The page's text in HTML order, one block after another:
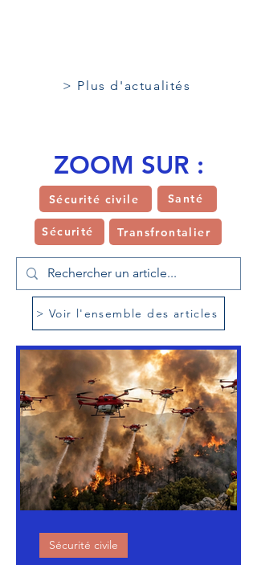
> Plus d'actualités
ZOOM SUR :
Sécurité civile Santé
Sécurité Transfrontalier
> Voir l'ensemble des articles
Sécurité civile